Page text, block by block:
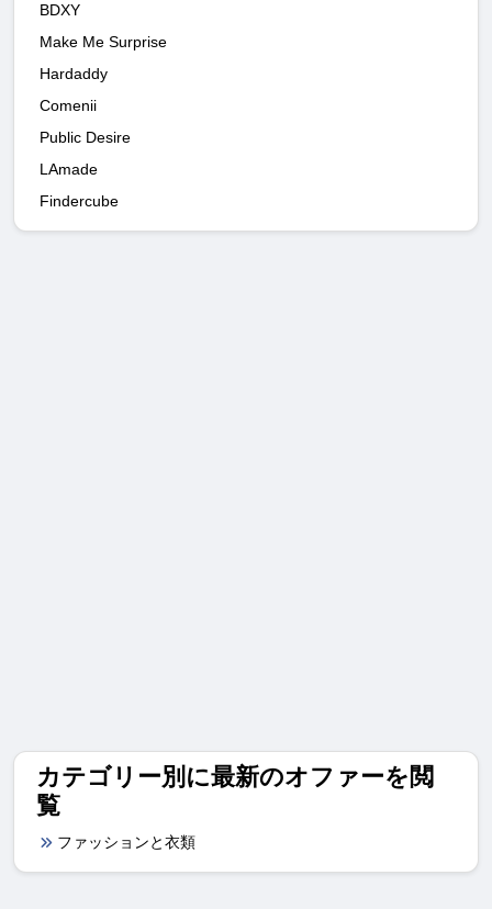
BDXY
Make Me Surprise
Hardaddy
Comenii
Public Desire
LAmade
Findercube
カテゴリー別に最新のオファーを閲
覧
ファッションと衣類